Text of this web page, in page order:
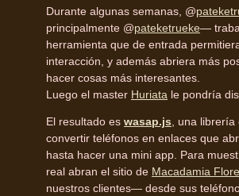
Durante algunas semanas, @
principalmente @pateketrueke—
herramienta que de entrada
interacción, y además abriera más
hacer cosas más interesantes.
Luego el master Huriata le pondría
El resultado es wasap.js, una librería
convertir teléfonos en enlaces que
hasta hacer una mini app. Para
real abran el sitio de Macadamia
nuestros clientes— desde sus